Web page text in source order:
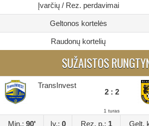
Įvarčių / Rez. perdavimai
Geltonos kortelės
Raudonų kortelių
SUŽAISTOS
TransInvest
2 : 2
1 turas
Min.: 90' Įv.: 0 Rez. p.: 1 Gelt.